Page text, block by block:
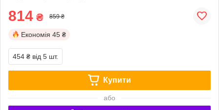
814 ₴ 859 ₴
Економія 45 ₴
454 ₴ від 5 шт.
Купити
або